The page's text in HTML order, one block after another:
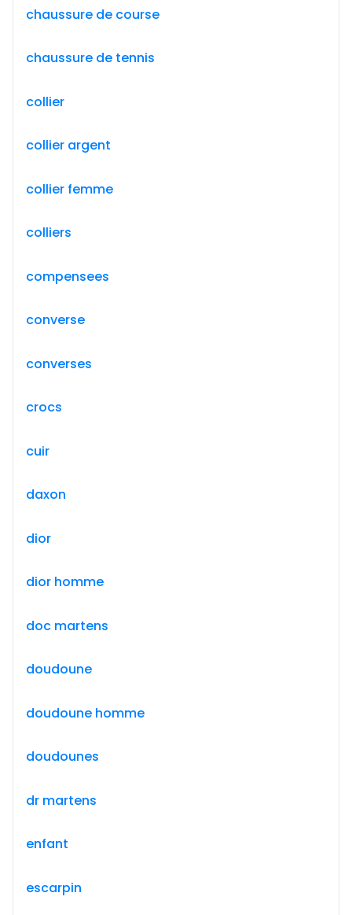
chaussure de course
chaussure de tennis
collier
collier argent
collier femme
colliers
compensees
converse
converses
crocs
cuir
daxon
dior
dior homme
doc martens
doudoune
doudoune homme
doudounes
dr martens
enfant
escarpin